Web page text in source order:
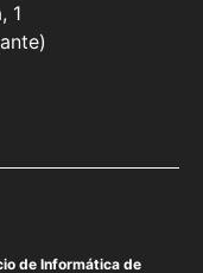
1
de Informática de